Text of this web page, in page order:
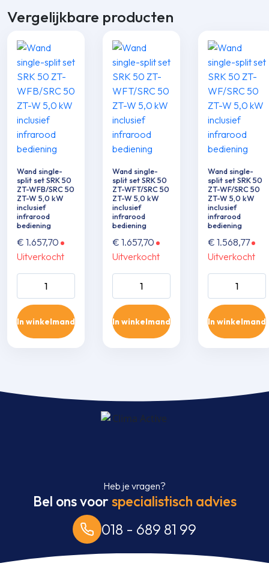
Vergelijkbare producten
Wand single-
split set SRK 50
ZT-WFB/SRC 50
ZT-W 5,0 kW
inclusief
infrarood
bediening
€ 1.657,70
Uitverkocht
WFB/SRC 50 ZT-
W 5,0 kW inclusief
infrarood
In winkelmand
Wand single-
split set SRK 50
ZT-WFT/SRC 50
ZT-W 5,0 kW
inclusief
infrarood
bediening
€ 1.657,70
Uitverkocht
WFT/SRC 50 ZT-
W 5,0 kW inclusief
infrarood
In winkelmand
Wand single-
split set SRK 50
ZT-WF/SRC 50
ZT-W 5,0 kW
inclusief
infrarood
bediening
€ 1.568,77
Uitverkocht
WF/SRC 50
5,0 kW
infrarood
In winkelmand
Heb je vragen?
Bel ons voorspecialistisch advies
018 - 689 81 99